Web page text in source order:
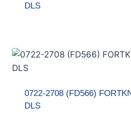
DLS
0722-2708 (FD566)
DLS